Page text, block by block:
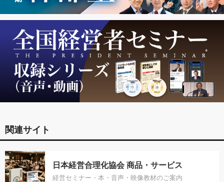
関連サイト
日本経営合理化協会 商品・サービス
経営セミナー・本・音声・映像教材のご案内